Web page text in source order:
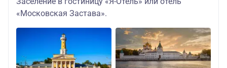
«Московская Застава».